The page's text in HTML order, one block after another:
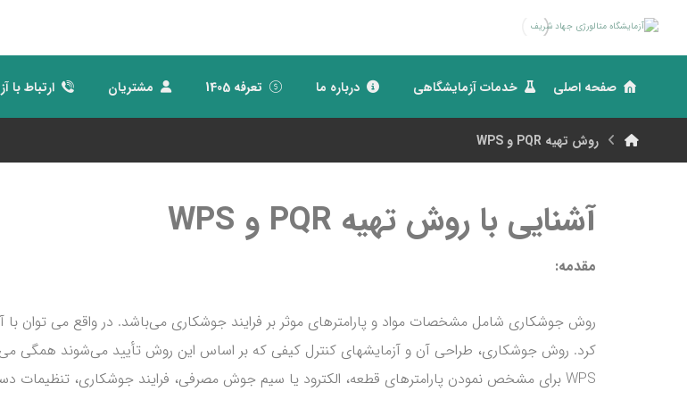
صفحه اصلی خدمات آزمایشگاهی درباره ما تعرفه 1405 مشتریان ارتباط با
روش تهیه PQR و WPS
آشنایی با روش تهیه PQR و WPS
مقدمه:
روش جوشکاری شامل مشخصات مواد و پارامترهای موثر بر فرایند جوشکاری می‌باشد. در واقع می‌ توان
کرد. روش جوشکاری، طراحی آن و آزمایشهای کنترل کیفی که بر اساس این روش تأیید می‌شوند همگی